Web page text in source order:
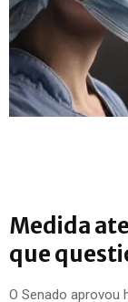
Medida
que
O Senado aprovou